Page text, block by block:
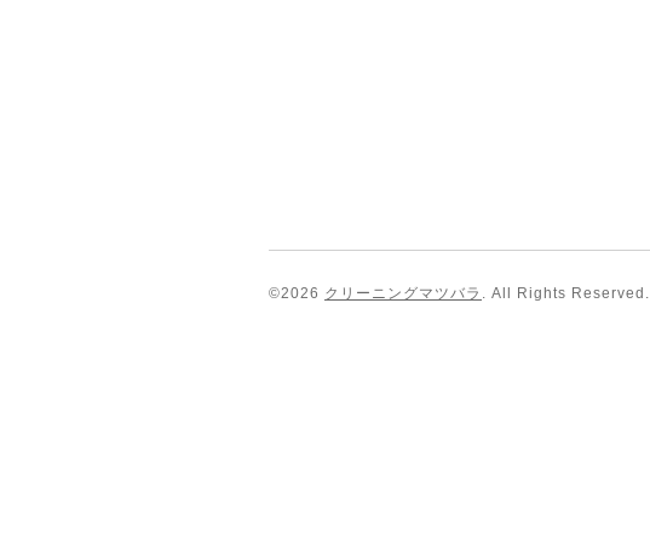
©2026 クリーニングマツバラ . All Rights Reserved.